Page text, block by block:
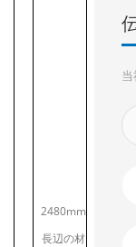
2480mm
長辺の材